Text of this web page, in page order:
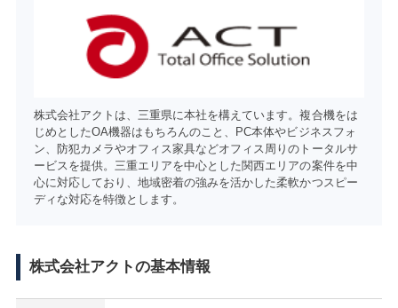
株式会社アクトは、三重県に本社を構えています。複合機をは
じめとしたOA機器はもちろんのこと、PC本体やビジネスフォ
ン、防犯カメラやオフィス家具などオフィス周りのトータルサ
ービスを提供。三重エリアを中心とした関西エリアの案件を中
心に対応しており、地域密着の強みを活かした柔軟かつスピー
ディな対応を特徴とします。
株式会社アクトの基本情報